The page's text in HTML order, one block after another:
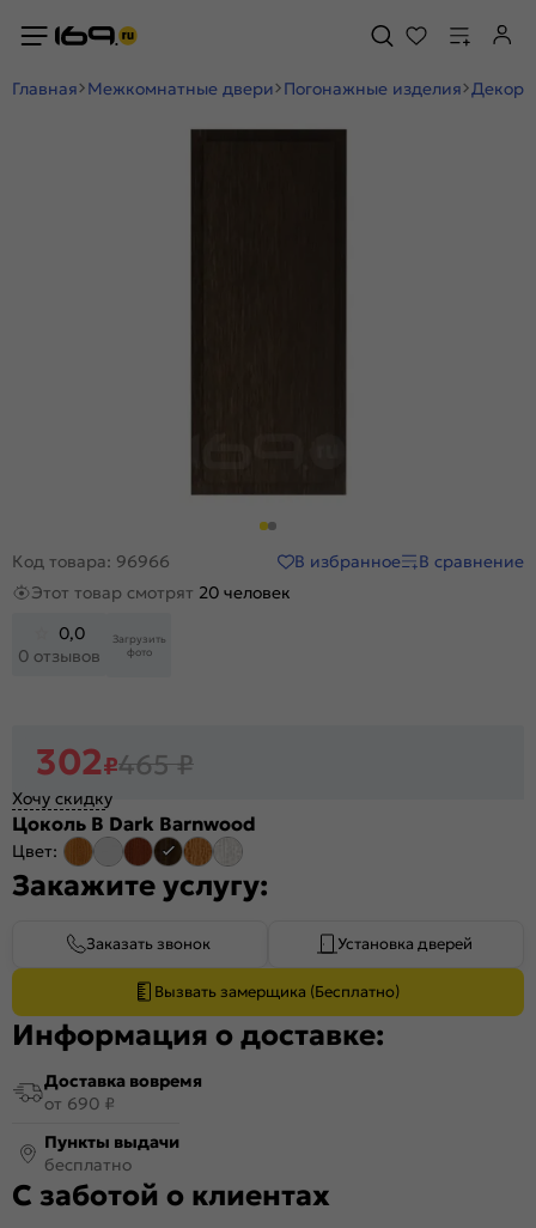
Главная Межкомнатные двери Погонажные изделия Декор
Код товара: 96966 В избранное
В сравнение
Этот товар смотрят 20 человек
0,0
0 отзывов
Загрузить
фото
302₽465₽
Хочу скидку
Цоколь В Dark Barnwood
Цвет:
Закажите услугу:
Заказать звонок Установка дверей
Вызвать замерщика (Бесплатно)
Информация о доставке:
Доставка вовремя
от 690 ₽
Пункты выдачи
бесплатно
С заботой о клиентах